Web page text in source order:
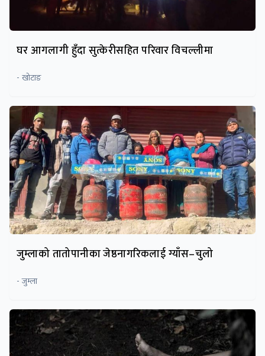
घर आगलागी हुँदा सुत्केरीसहित परिवार विचल्लीमा
- खोटाङ
जुम्लाको तातोपानीका जेष्ठनागरिकलाई ग्याँस–चुलो
- जुम्ला